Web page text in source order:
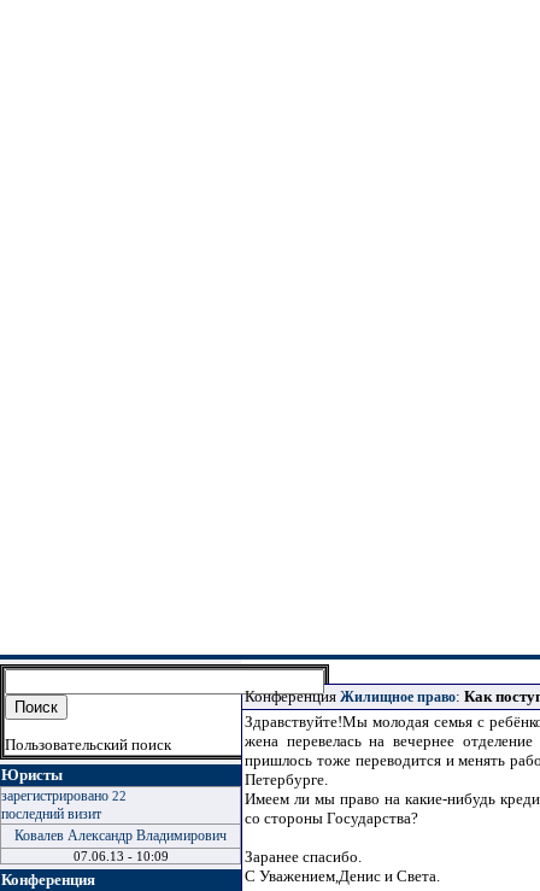
Пользовательский поиск
Юристы
зарегистрировано 22
последний визит
Ковалев Александр Владимирович
07.06.13 - 10:09
Конференция
Конференция Жилищное право: Как
Здравствуйте!Мы молодая семья с
жена перевелась на вечернее
пришлось тоже переводится и менять
Петербурге.
Имеем ли мы право на какие-нибудь
со стороны Государства?
Заранее спасибо.
С Уважением,Денис и Света.